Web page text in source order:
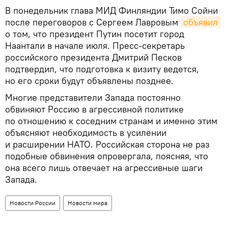
В понедельник глава МИД Финляндии Тимо Сойни
после переговоров с Сергеем Лавровым объявил
о том, что президент Путин посетит город
Наантали в начале июля. Пресс-секретарь
российского президента Дмитрий Песков
подтвердил, что подготовка к визиту ведется,
но его сроки будут объявлены позднее.
Многие представители Запада постоянно
обвиняют Россию в агрессивной политике
по отношению к соседним странам и именно этим
объясняют необходимость в усилении
и расширении НАТО. Российская сторона не раз
подобные обвинения опровергала, поясняя, что
она всего лишь отвечает на агрессивные шаги
Запада.
Новости России Новости мира